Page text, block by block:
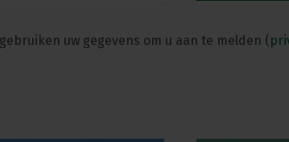
uw gegevens om u aan te melden (